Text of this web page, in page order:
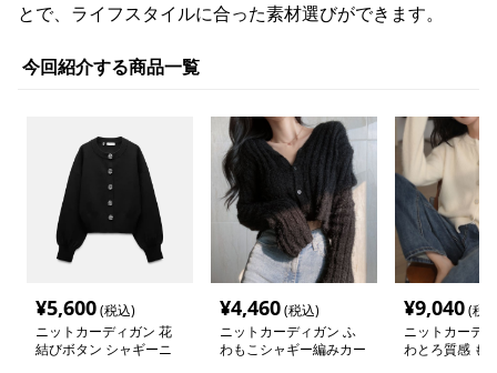
とで、ライフスタイルに合った素材選びができます。
今回紹介する商品一覧
¥5,600(税込)
ニットカーディガン 花
結びボタン シャギーニ
¥4,460(税込)
ニットカーディガン ふ
わもこシャギー編みカー
¥9,040(税
ニットカーデ
わとろ質感 も